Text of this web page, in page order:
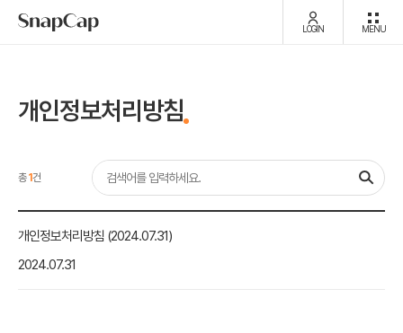
LOGIN MENU
개인정보처리방침
총1건
개인정보처리방침 (2024.07.31)
2024.07.31